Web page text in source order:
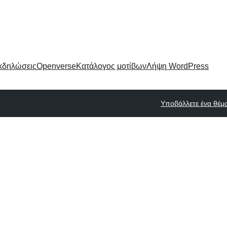
OpenverseΚατάλογος μοτίβωνΛήψη WordPress
Υποβάλλετε ένα